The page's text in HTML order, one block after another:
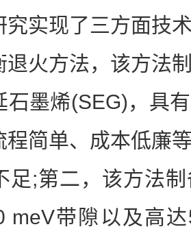
究实现了三方面技
退火方法，该方法
石墨烯(SEG)，具
程简单、成本低廉
足;第二，该方法
meV带隙以及高